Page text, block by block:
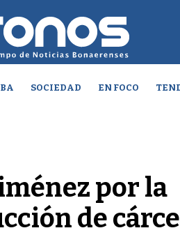
SOCIEDAD EN FOCO
por la
de